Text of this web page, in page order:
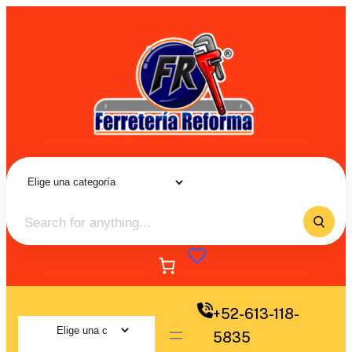
+52-613-118-
5835